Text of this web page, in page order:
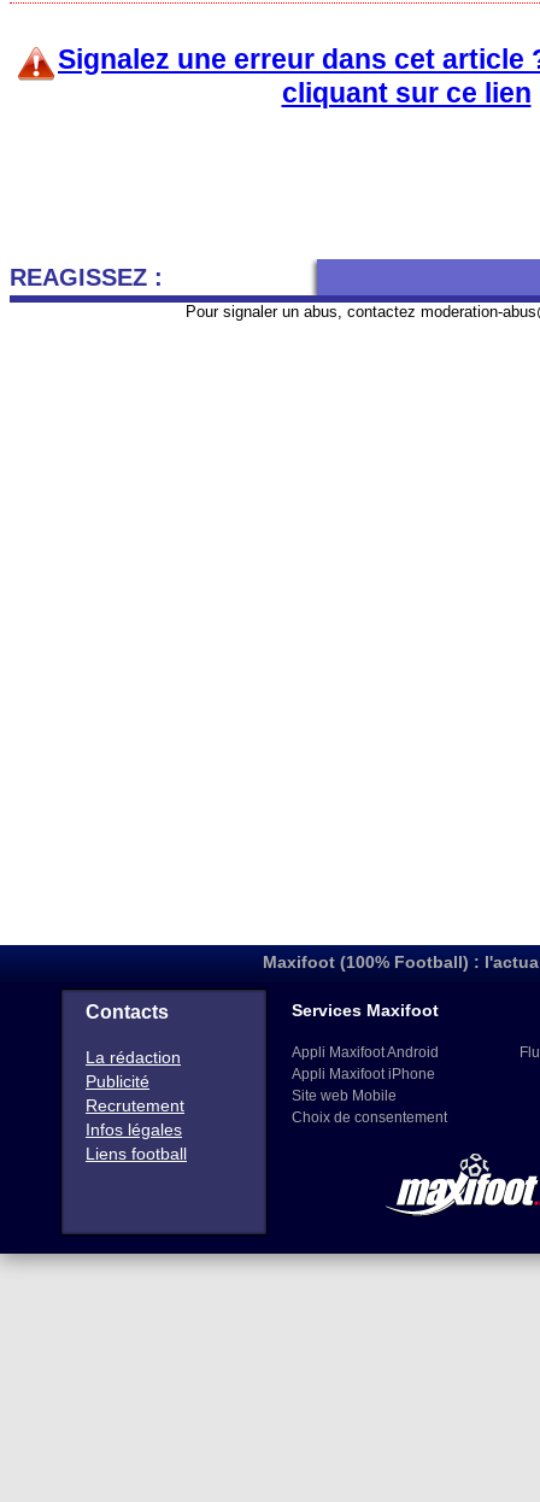
Signalez une erreur dans cet article
cliquant sur ce lien
REAGISSEZ :
Pour signaler un abus, contactez moderation-
Maxifoot (100% Football) :
Contacts
La rédaction
Publicité
Recrutement
Infos légales
Liens football
Services Maxifoot
Appli Maxifoot Android
Appli Maxifoot iPhone
Site web Mobile
Choix de consentement